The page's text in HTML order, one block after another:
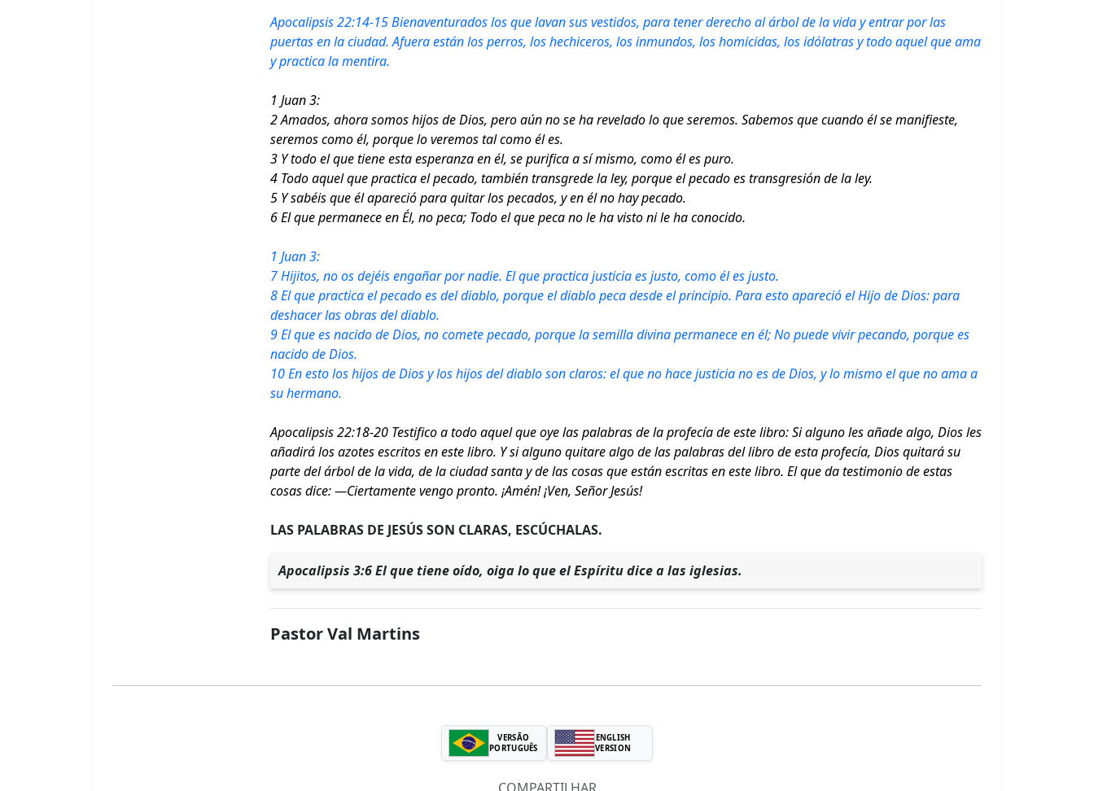
Apocalipsis 22:14-15 Bienaventurados los que lavan sus vestidos, para tener derecho al árbol de la vida y entrar por las
puertas en la ciudad. Afuera están los perros, los hechiceros, los inmundos, los homicidas, los idólatras y todo aquel que ama
y practica la mentira.
1 Juan 3:
2 Amados, ahora somos hijos de Dios, pero aún no se ha revelado lo que seremos. Sabemos que cuando él se manifieste,
seremos como él, porque lo veremos tal como él es.
3 Y todo el que tiene esta esperanza en él, se purifica a sí mismo, como él es puro.
4 Todo aquel que practica el pecado, también transgrede la ley, porque el pecado es transgresión de la ley.
5 Y sabéis que él apareció para quitar los pecados, y en él no hay pecado.
6 El que permanece en Él, no peca; Todo el que peca no le ha visto ni le ha conocido.
1 Juan 3:
7 Hijitos, no os dejéis engañar por nadie. El que practica justicia es justo, como él es justo.
8 El que practica el pecado es del diablo, porque el diablo peca desde el principio. Para esto apareció el Hijo de Dios: para
deshacer las obras del diablo.
9 El que es nacido de Dios, no comete pecado, porque la semilla divina permanece en él; No puede vivir pecando, porque es
nacido de Dios.
10 En esto los hijos de Dios y los hijos del diablo son claros: el que no hace justicia no es de Dios, y lo mismo el que no ama a
su hermano.
Apocalipsis 22:18-20 Testifico a todo aquel que oye las palabras de la profecía de este libro: Si alguno les añade algo, Dios les
añadirá los azotes escritos en este libro. Y si alguno quitare algo de las palabras del libro de esta profecía, Dios quitará su
parte del árbol de la vida, de la ciudad santa y de las cosas que están escritas en este libro. El que da testimonio de estas
cosas dice: —Ciertamente vengo pronto. ¡Amén! ¡Ven, Señor Jesús!
LAS PALABRAS DE JESÚS SON CLARAS, ESCÚCHALAS.
Apocalipsis 3:6 El que tiene oído, oiga lo que el Espíritu dice a las iglesias.
Pastor Val Martins
VERSÃO
PORTUGUÊS
ENGLISH
VERSION